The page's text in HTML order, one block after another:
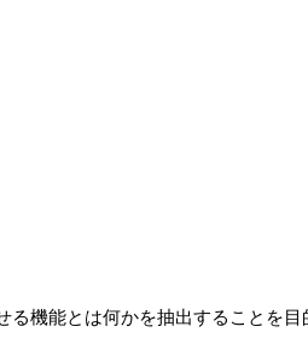
機能とは何かを抽出することを目